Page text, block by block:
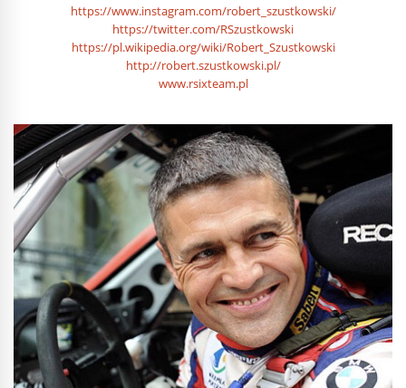
https://www.instagram.com/robert_szustkowski/
https://twitter.com/RSzustkowski
https://pl.wikipedia.org/wiki/Robert_Szustkowski
http://robert.szustkowski.pl/
www.rsixteam.pl